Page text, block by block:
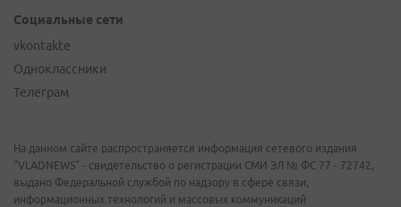
Социальные сети
vkontakte
Одноклассники
Телеграм
На данном сайте распространяется информация сетевого издания
"VLADNEWS" - свидетельство о регистрации СМИ ЭЛ № ФС 77 - 72742,
выдано Федеральной службой по надзору в сфере связи,
информационных технологий и массовых коммуникаций